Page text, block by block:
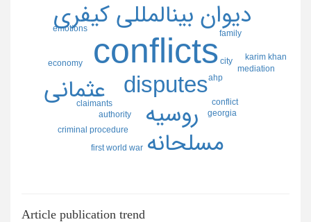
conflicts
disputes
ديوان بينالمللي كيفري
روسيه
عثماني
مسلحانه
ahp
authority
city
claimants conflict
criminal procedure
economy
emotions
family
first world war
georgia
karim khan
mediation
Article publication trend